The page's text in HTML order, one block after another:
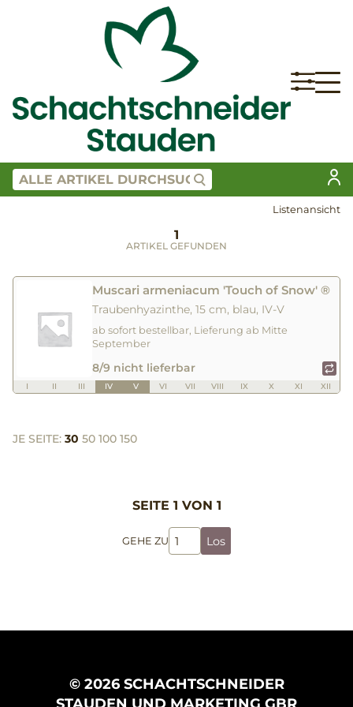
Listenansicht
1
ARTIKEL GEFUNDEN
Muscari armeniacum 'Touch of Snow' ®
Traubenhyazinthe, 15 cm, blau, IV-V
ab sofort bestellbar, Lieferung ab Mitte
September
8/9 nicht lieferbar
I II III IV V VI VII VIII IX X XI XII
JE SEITE: 30 50 100 150
SEITE 1 VON 1
GEHE ZU Los
© 2026 SCHACHTSCHNEIDER